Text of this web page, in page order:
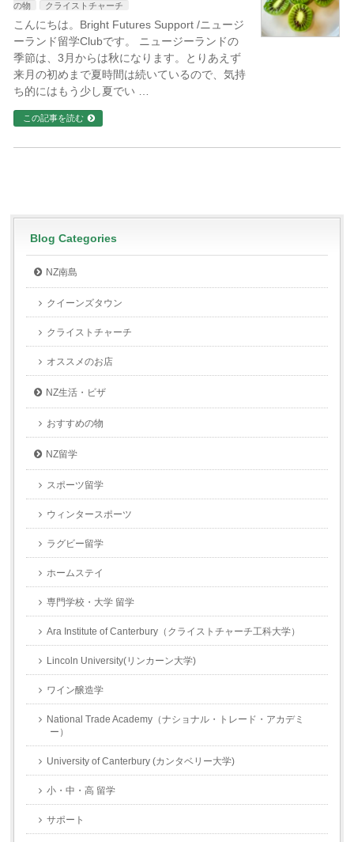
の物
クライストチャーチ
こんにちは。Bright Futures Support /ニュージ
ーランド留学Clubです。 ニュージーランドの
季節は、3月からは秋になります。とりあえず
来月の初めまで夏時間は続いているので、気持
ち的にはもう少し夏でい …
この記事を読む
Blog Categories
NZ南島
クイーンズタウン
クライストチャーチ
オススメのお店
NZ生活・ビザ
おすすめの物
NZ留学
スポーツ留学
ウィンタースポーツ
ラグビー留学
ホームステイ
専門学校・大学 留学
Ara Institute of Canterbury（クライストチャーチ工科大学）
Lincoln University(リンカーン大学)
ワイン醸造学
National Trade Academy（ナショナル・トレード・アカデミ
ー）
University of Canterbury (カンタベリー大学)
小・中・高 留学
サポート